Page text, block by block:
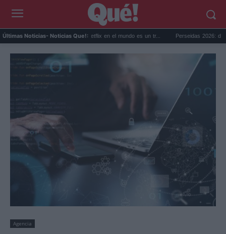
Últimas Noticias- Noticias Que!:
La serie más vista de Netflix en el mundo es un tr... Perseidas 2026: dónde
Agencia